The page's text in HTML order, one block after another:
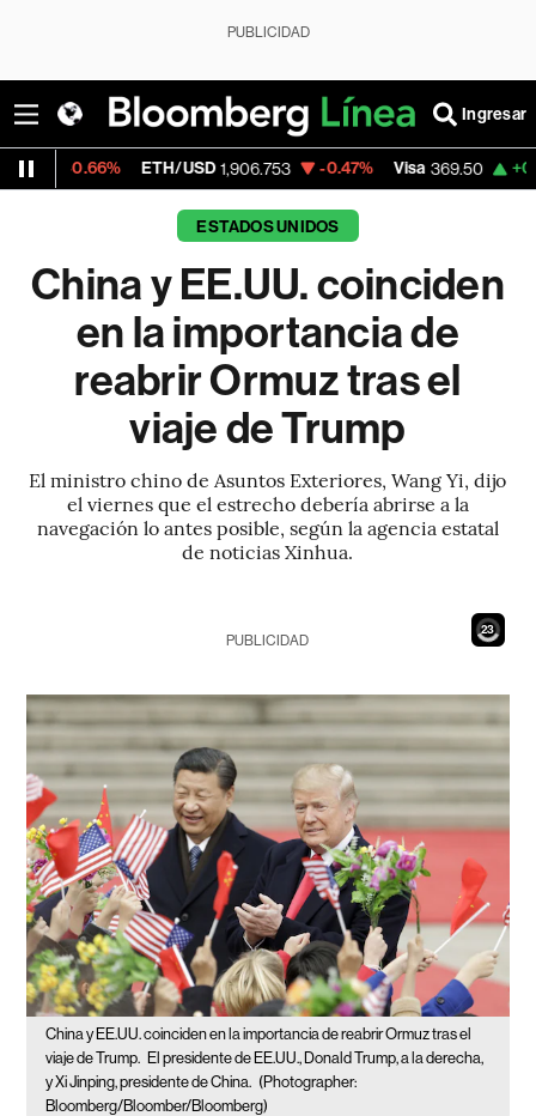
PUBLICIDAD
Ingresar
ETH/USD 1,906.753 -0.47% Visa 369.50 +0.26%
ESTADOS UNIDOS
China y EE.UU. coinciden
en la importancia de
reabrir Ormuz tras el
viaje de Trump
El ministro chino de Asuntos Exteriores, Wang Yi, dijo
el viernes que el estrecho debería abrirse a la
navegación lo antes posible, según la agencia estatal
de noticias Xinhua.
21
PUBLICIDAD
China y EE.UU. coinciden en la importancia de reabrir Ormuz tras el
viaje de Trump. El presidente de EE.UU., Donald Trump, a la derecha,
y Xi Jinping, presidente de China. (Photographer:
Bloomberg/Bloomber/Bloomberg)